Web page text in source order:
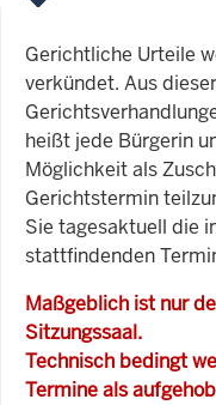
Gerichtliche Urteile
verkündet. Aus
heißt jede Bürgerin
Möglichkeit als
Gerichtstermin
Sie tagesaktuell die
stattfindenden
Maßgeblich ist nur
Sitzungssaal.
Technisch bedingt
Termine als